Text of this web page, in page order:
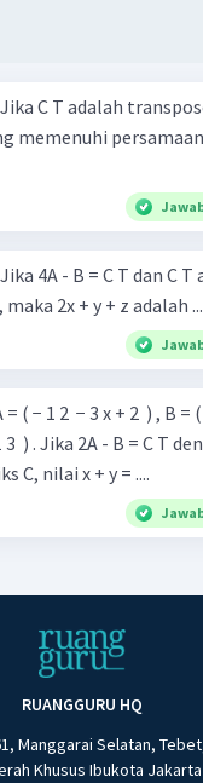
C T adalah
memenuhi persamaan
4A - B = C T dan C T
2x + y + z adalah
− 1 2 ​ − 3 x + 2 ​ ) , B = (
3 ​ ) . Jika 2A - B = C T
C, nilai x + y = ....
RUANGGURU HQ
Manggarai Selatan,
Khusus Ibukota